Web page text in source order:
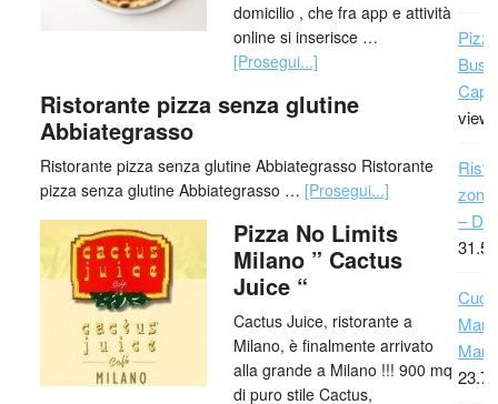
domicilio , che fra app e attività
online si inserisce …
[Prosegui...]
Ristorante pizza senza glutine
Abbiategrasso
Ristorante pizza senza glutine Abbiategrasso Ristorante
pizza senza glutine Abbiategrasso … [Prosegui...]
Pizza No Limits
Milano ” Cactus
Juice “
Cactus Juice, ristorante a
Milano, è finalmente arrivato
alla grande a Milano !!! 900 mq
di puro stile Cactus,
Capri
zona
– Da